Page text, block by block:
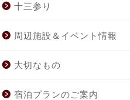
十三参り
周辺施設＆イベント情報
大切なもの
宿泊プランのご案内